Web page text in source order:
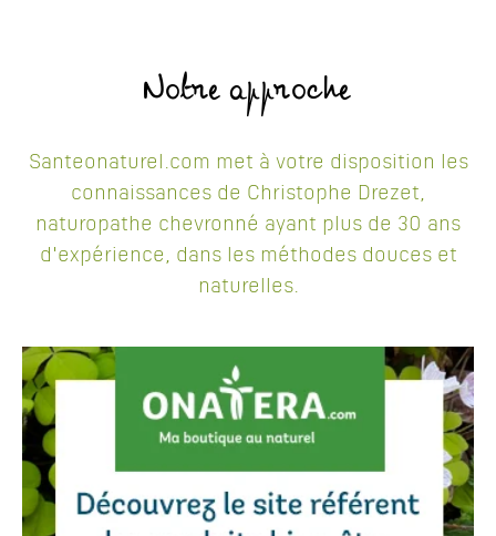
Notre approche
Santeonaturel.com met à votre disposition les
connaissances de Christophe Drezet,
naturopathe chevronné ayant plus de 30 ans
d'expérience, dans les méthodes douces et
naturelles.